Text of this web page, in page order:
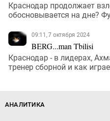
Краснодар продолжает
обосновывается на дне?
09:11, 7 октября 2024
BERG...man Tbilisi
Краснодар - в лидерах,
тренер сборной и как
АНАЛИТИКА